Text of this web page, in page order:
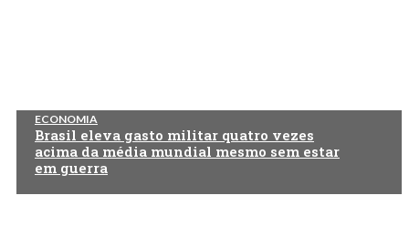
ECONOMIA
Brasil eleva gasto militar quatro vezes
acima da média mundial mesmo sem estar
em guerra